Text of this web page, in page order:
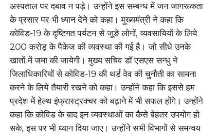
अस्पताल पर दबाव न पड़े। उन्होंने इस सम्बन्ध में जन जागरूकता
के प्रसार पर भी ध्यान देने को कहा। मुख्यमंत्री ने कहा कि
कोविड-19 के दृष्टिगत पर्यटन से जूङे लोगों, व्यवसायियों के लिये
200 करोड़ के पैकेज की व्यवस्था की गई है। जो सीधे उनके
खातों में जमा की जायेगी। मुख्य सचिव डॉ एसएस सन्धु ने
जिलाधिकारियों से कोविड-19 की थर्ड वेव की चुनौती का सामना
करने के लिये तैयारी रखने को कहा। उन्होंने कहा कि इससे हम
प्रदेश में हेल्थ इंफ्रास्ट्रक्चर को बढ़ाने में भी सफल होंगे। उन्होंने
कहा कि कोविड के बाद इन व्यवस्थाओं का कैसे बेहतर उपयोग हो
सके, इस पर भी ध्यान दिया जाए। उन्होंने सभी विभागों से समन्वय